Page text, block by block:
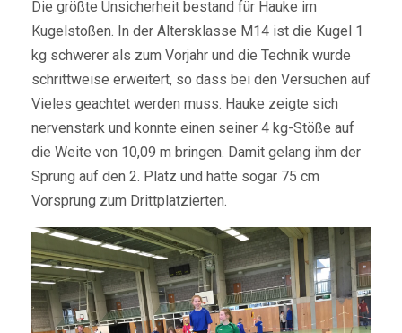
Die größte Unsicherheit bestand für Hauke im
Kugelstoßen. In der Altersklasse M14 ist die Kugel 1
kg schwerer als zum Vorjahr und die Technik wurde
schrittweise erweitert, so dass bei den Versuchen auf
Vieles geachtet werden muss. Hauke zeigte sich
nervenstark und konnte einen seiner 4 kg-Stöße auf
die Weite von 10,09 m bringen. Damit gelang ihm der
Sprung auf den 2. Platz und hatte sogar 75 cm
Vorsprung zum Drittplatzierten.